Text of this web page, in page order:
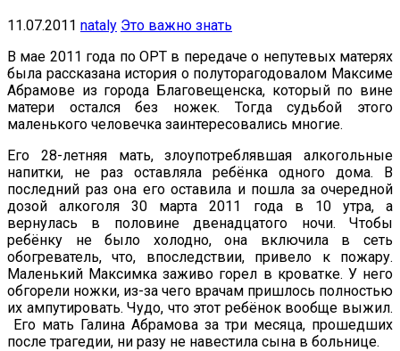
11.07.2011 nataly Это важно знать
В мае 2011 года по ОРТ в передаче о непутевых матерях
была рассказана история о полуторагодовалом Максиме
Абрамове из города Благовещенска, который по вине
матери остался без ножек. Тогда судьбой этого
маленького человечка заинтересовались многие.
Его 28-летняя мать, злоупотреблявшая алкогольные
напитки, не раз оставляла ребёнка одного дома. В
последний раз она его оставила и пошла за очередной
дозой алкоголя 30 марта 2011 года в 10 утра, а
вернулась в половине двенадцатого ночи. Чтобы
ребёнку не было холодно, она включила в сеть
обогреватель, что, впоследствии, привело к пожару.
Маленький Максимка заживо горел в кроватке. У него
обгорели ножки, из-за чего врачам пришлось полностью
их ампутировать. Чудо, что этот ребёнок вообще выжил.
Его мать Галина Абрамова за три месяца, прошедших
после трагедии, ни разу не навестила сына в больнице.